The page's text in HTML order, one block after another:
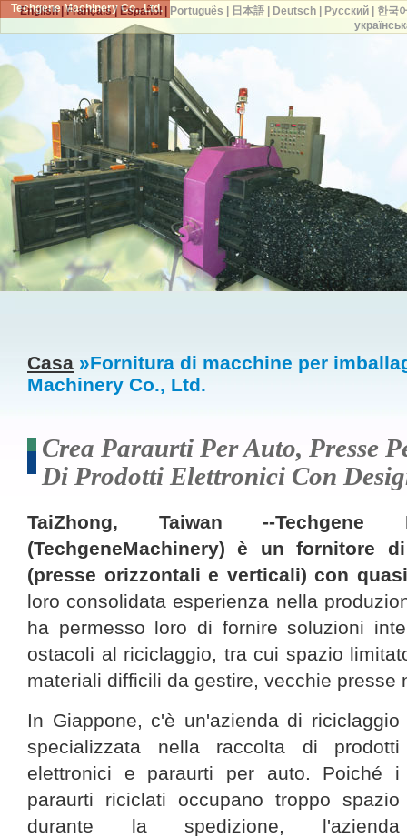
Techgene Machinery Co., Ltd.
Casa »Fornitura di macchine per
Machinery Co., Ltd.
Crea Paraurti Per Auto, Presse
Di Prodotti Elettronici Con
TaiZhong, Taiwan --
(TechgeneMachinery) è un fornitore
(presse orizzontali e verticali) con
loro consolidata esperienza nella
ha permesso loro di fornire soluzioni
ostacoli al riciclaggio, tra cui spazio
materiali difficili da gestire, vecchie presse
In Giappone, c'è un'azienda di riciclaggio
specializzata nella raccolta di prodotti
elettronici e paraurti per auto. Poiché i
paraurti riciclati occupano troppo spazio
durante la spedizione, l'azienda
English|Français| Español| Português 日本語| Deutsch| Русский|
한국